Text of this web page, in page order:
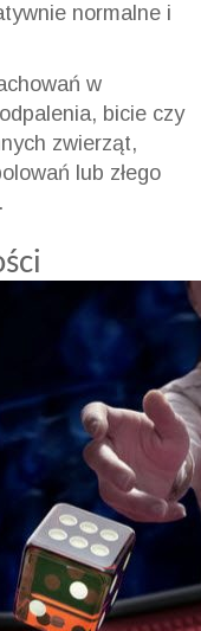
normalne i
w
bicie czy
zwierząt,
lub złego